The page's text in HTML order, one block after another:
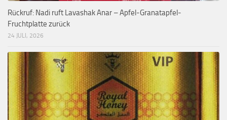
Rückruf: Nadi ruft Lavashak Anar – Apfel-Granatapfel-
Fruchtplatte zurück
24 JULI, 2026